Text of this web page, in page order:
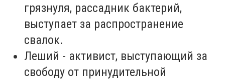
грязнуля, рассадник бактерий,
выступает за распространение
свалок.
Леший - активист, выступающий за
свободу от принудительной